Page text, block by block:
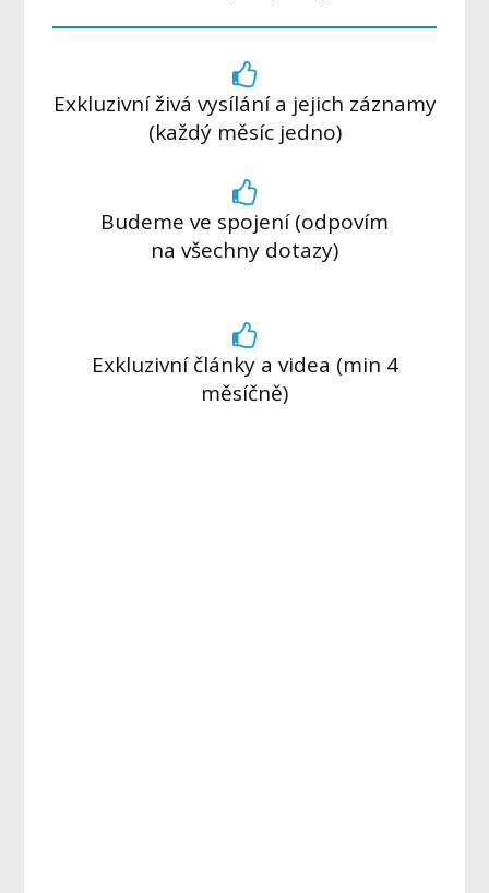
Exkluzivní živá vysílání a jejich záznamy
(každý měsíc jedno)
Budeme ve spojení (odpovím
na všechny dotazy)
Exkluzivní články a videa (min 4
měsíčně)